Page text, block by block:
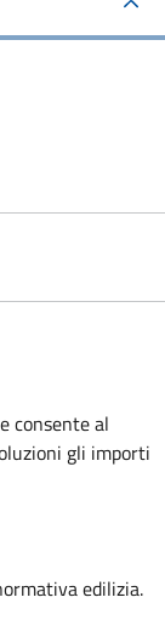
consente al
gli importi
edilizia.